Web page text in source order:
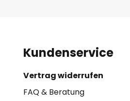
Kundenservice
Vertrag widerrufen
FAQ & Beratung